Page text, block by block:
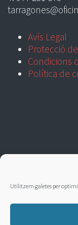
Utilitzem galetes per
Avís Legal
Protecció
Condicions
Política de